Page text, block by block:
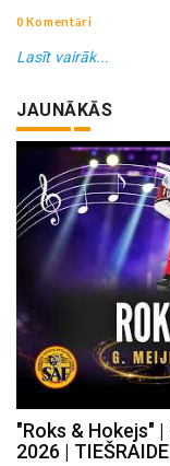
0 Komentāri
Lasīt vairāk...
JAUNĀKĀS
"Roks & Hokejs"
2026 | TIEŠRAIDE